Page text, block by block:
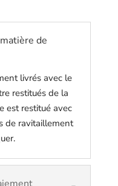
de
livrés avec le
restitués de la
est restitué avec
de ravitaillement